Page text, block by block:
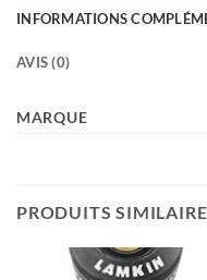
INFORMATIONS
AVIS (0)
MARQUE
PRODUITS